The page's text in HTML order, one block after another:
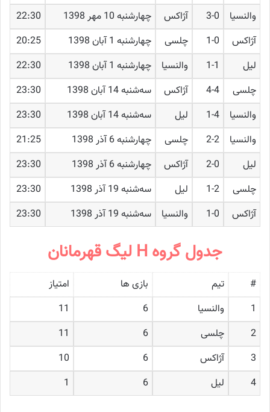
والنسیا
3-0 آژاکس چهارشنبه 10 مهر 1398
22:30
آژاکس
1-0 چلسی چهارشنبه 1 آبان 1398
20:25
لیل
1-1 والنسیا چهارشنبه 1 آبان 1398
22:30
چلسی
4-4 آژاکس ﺳﻪشنبه 14 آبان 1398
23:30
والنسیا
1-4 لیل ﺳﻪشنبه 14 آبان 1398
23:30
والنسیا
2-2 چلسی چهارشنبه 6 آذر 1398
21:25
لیل
2-0 آژاکس چهارشنبه 6 آذر 1398
23:30
چلسی
1-2 لیل ﺳﻪشنبه 19 آذر 1398
23:30
آژاکس
1-0 والنسیا ﺳﻪشنبه 19 آذر 1398 23:30
جدول گروه H لیگ قهرمانان
# تیم بازی ها
امتیاز
1
والنسیا 6
11
2
چلسی 6
11
3
آژاکس 6
10
4
لیل 6
1